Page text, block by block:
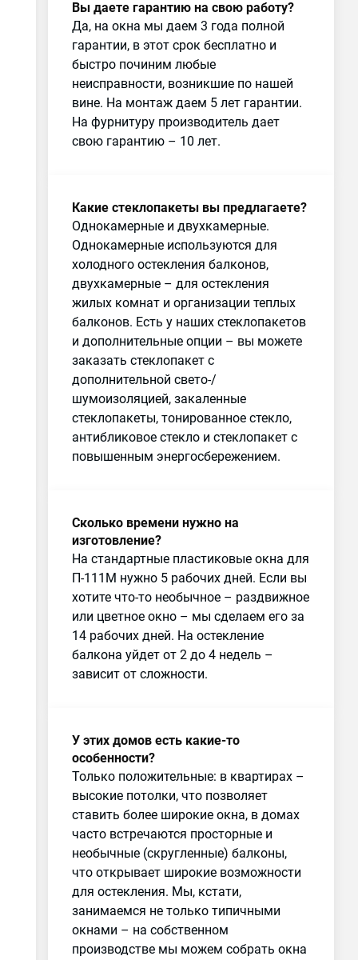
Вы даете гарантию на свою работу?
Да, на окна мы даем 3 года полной
гарантии, в этот срок бесплатно и
быстро починим любые
неисправности, возникшие по нашей
вине. На монтаж даем 5 лет гарантии.
На фурнитуру производитель дает
свою гарантию – 10 лет.
Какие стеклопакеты вы предлагаете?
Однокамерные и двухкамерные.
Однокамерные используются для
холодного остекления балконов,
двухкамерные – для остекления
жилых комнат и организации теплых
балконов. Есть у наших стеклопакетов
и дополнительные опции – вы можете
заказать стеклопакет с
дополнительной свето-/
шумоизоляцией, закаленные
стеклопакеты, тонированное стекло,
антибликовое стекло и стеклопакет с
повышенным энергосбережением.
Сколько времени нужно на
изготовление?
На стандартные пластиковые окна для
П-111М нужно 5 рабочих дней. Если вы
хотите что-то необычное – раздвижное
или цветное окно – мы сделаем его за
14 рабочих дней. На остекление
балкона уйдет от 2 до 4 недель –
зависит от сложности.
У этих домов есть какие-то
особенности?
Только положительные: в квартирах –
высокие потолки, что позволяет
ставить более широкие окна, в домах
часто встречаются просторные и
необычные (скругленные) балконы,
что открывает широкие возможности
для остекления. Мы, кстати,
занимаемся не только типичными
окнами – на собственном
производстве мы можем собрать окна